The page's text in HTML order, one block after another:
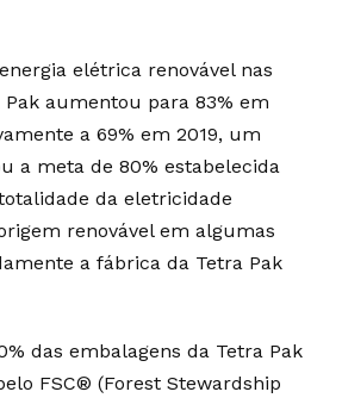
elétrica renovável nas
aumentou para 83% em
a 69% em 2019, um
a meta de 80% estabelecida
da eletricidade
renovável em algumas
a fábrica da Tetra Pak
das embalagens da Tetra Pak
FSC® (Forest Stewardship